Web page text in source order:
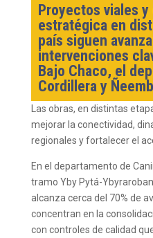
Proyectos viales
estratégica en
país siguen
intervenciones
Bajo Chaco, el
Cordillera y
Las obras, en distintas
mejorar la conectividad,
regionales y fortalecer el
En el departamento de
tramo Yby Pytá-
alcanza cerca del 70% de
concentran en la
con controles de calidad